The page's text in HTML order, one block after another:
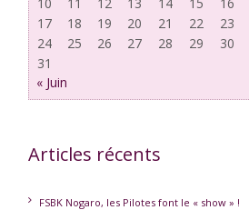
17
18 19 20 21 22
23
24
25 26 27 28 29
30
31
« Juin
Articles récents
FSBK Nogaro, les Pilotes font le « show » !